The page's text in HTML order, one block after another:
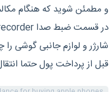
و مطمئن شوید که هنگام
در قسمت ضبط صدا voice recorder، میکروفون و اسپیکر را تست کنید.
شارژر و لوازم جانبی گوشی
قبل از پرداخت پول حتما